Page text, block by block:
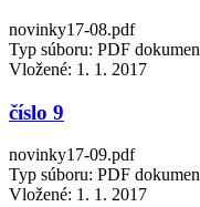
novinky17-08.pdf
Typ súboru: PDF
Vložené: 1. 1. 2017
číslo 9
novinky17-09.pdf
Typ súboru: PDF
Vložené: 1. 1. 2017